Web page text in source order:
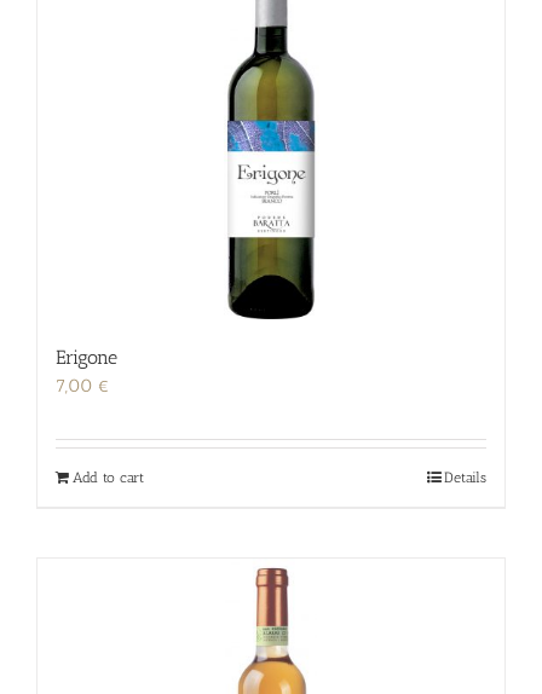
Erigone
7,00 €
Add to cart Details